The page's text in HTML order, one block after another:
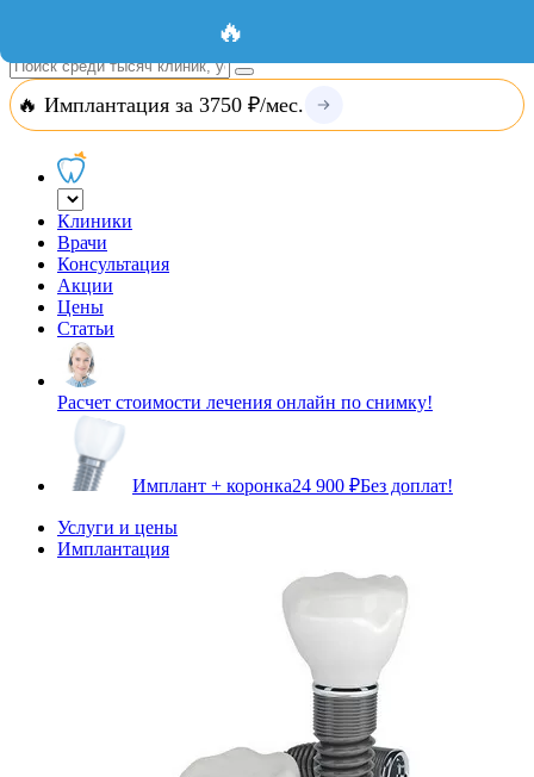
Вход
🔥 Имплантация за 3750 ₽/мес.
Клиники
Врачи
Консультация
Акции
Цены
Статьи
Расчет стоимости лечения онлайн по снимку!
Имплант + коронка24 900 ₽Без доплат!
Услуги и цены
Имплантация
🔥